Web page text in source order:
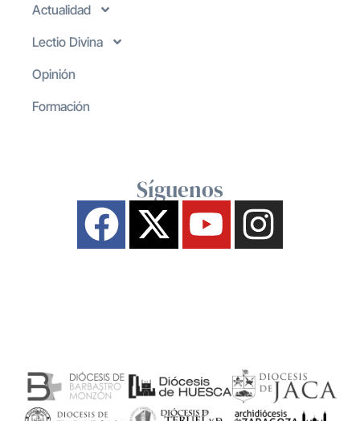
Actualidad
Lectio Divina
Opinión
Formación
Síguenos